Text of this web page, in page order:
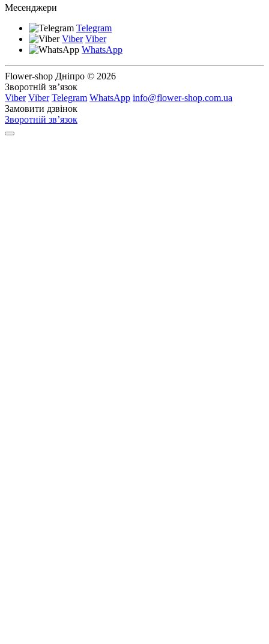
Месенджери
Telegram
Viber Viber
WhatsApp
Flower-shop Дніпро © 2026
Зворотній зв’язок
Viber Viber Telegram WhatsApp info@flower-shop.com.ua
Замовити дзвінок
Зворотній зв’язок